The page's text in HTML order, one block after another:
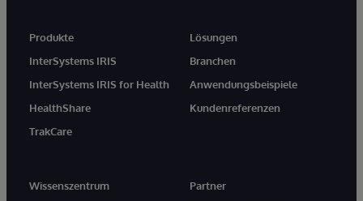
Produkte
InterSystems IRIS
InterSystems IRIS for Health
HealthShare
TrakCare
Lösungen
Branchen
Anwendungsbeispiele
Kundenreferenzen
Wissenszentrum
Partner